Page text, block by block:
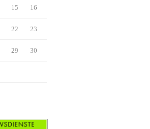
15 16
22 23
29 30